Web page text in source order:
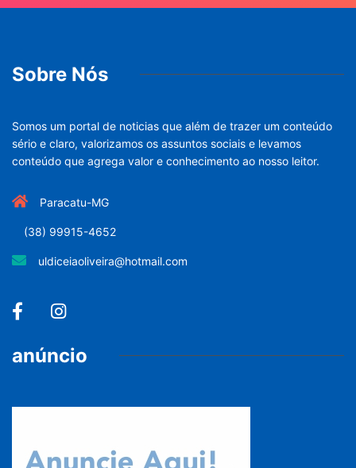
Sobre Nós
Somos um portal de noticias que além de trazer um conteúdo
sério e claro, valorizamos os assuntos sociais e levamos
conteúdo que agrega valor e conhecimento ao nosso leitor.
Paracatu-MG
(38) 99915-4652
uldiceiaoliveira@hotmail.com
anúncio